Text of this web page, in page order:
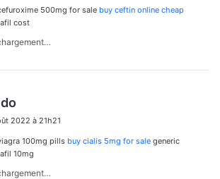
:
500mg for sale buy ceftin online cheap
cost
t
:
2022 à 21h21
100mg pills buy cialis 5mg for sale generic
10mg